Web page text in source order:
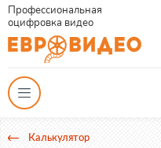
Профессиональная
оцифровка видео
Калькулятор